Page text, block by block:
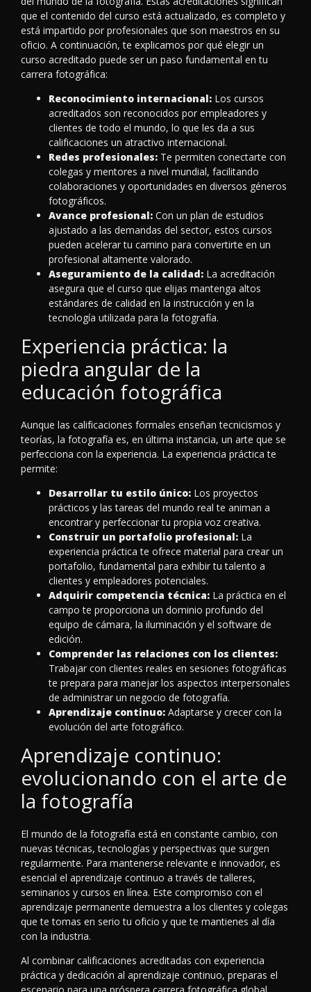
que el contenido del curso está actualizado, es completo y
está impartido por profesionales que son maestros en su
oficio. A continuación, te explicamos por qué elegir un
curso acreditado puede ser un paso fundamental en tu
carrera fotográfica:
Reconocimiento internacional: Los cursos
acreditados son reconocidos por empleadores y
clientes de todo el mundo, lo que les da a sus
calificaciones un atractivo internacional.
Redes profesionales: Te permiten conectarte con
colegas y mentores a nivel mundial, facilitando
colaboraciones y oportunidades en diversos géneros
fotográficos.
Avance profesional: Con un plan de estudios
ajustado a las demandas del sector, estos cursos
pueden acelerar tu camino para convertirte en un
profesional altamente valorado.
Aseguramiento de la calidad: La acreditación
asegura que el curso que elijas mantenga altos
estándares de calidad en la instrucción y en la
tecnología utilizada para la fotografía.
Experiencia práctica: la
piedra angular de la
educación fotográfica
Aunque las calificaciones formales enseñan tecnicismos y
teorías, la fotografía es, en última instancia, un arte que se
perfecciona con la experiencia. La experiencia práctica te
permite:
Desarrollar tu estilo único: Los proyectos
prácticos y las tareas del mundo real te animan a
encontrar y perfeccionar tu propia voz creativa.
Construir un portafolio profesional: La
experiencia práctica te ofrece material para crear un
portafolio, fundamental para exhibir tu talento a
clientes y empleadores potenciales.
Adquirir competencia técnica: La práctica en el
campo te proporciona un dominio profundo del
equipo de cámara, la iluminación y el software de
edición.
Comprender las relaciones con los clientes:
Trabajar con clientes reales en sesiones fotográficas
te prepara para manejar los aspectos interpersonales
de administrar un negocio de fotografía.
Aprendizaje continuo: Adaptarse y crecer con la
evolución del arte fotográfico.
Aprendizaje continuo:
evolucionando con el arte de
la fotografía
El mundo de la fotografía está en constante cambio, con
nuevas técnicas, tecnologías y perspectivas que surgen
regularmente. Para mantenerse relevante e innovador, es
esencial el aprendizaje continuo a través de talleres,
seminarios y cursos en línea. Este compromiso con el
aprendizaje permanente demuestra a los clientes y colegas
que te tomas en serio tu oficio y que te mantienes al día
con la industria.
Al combinar calificaciones acreditadas con experiencia
práctica y dedicación al aprendizaje continuo, preparas el